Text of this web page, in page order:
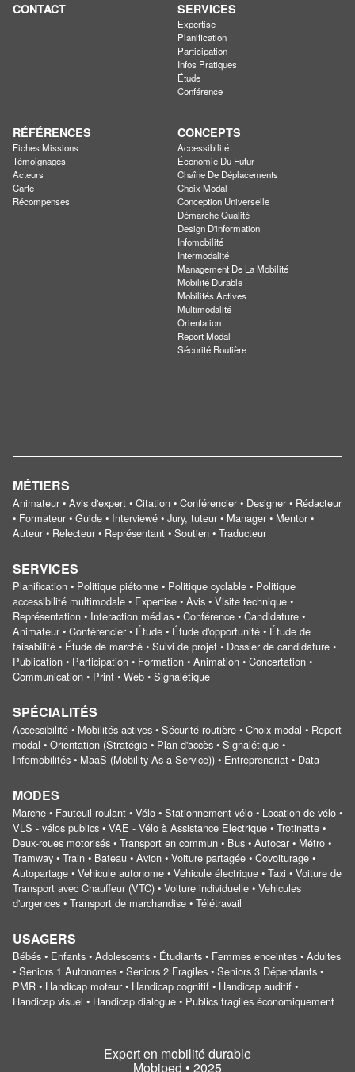
CONTACT SERVICES
Expertise
Planification
Participation
Infos Pratiques
Étude
Conférence
RÉFÉRENCES
Fiches Missions
Témoignages
Acteurs
Carte
Récompenses
CONCEPTS
Accessibilité
Économie Du Futur
Chaîne De Déplacements
Choix Modal
Conception Universelle
Démarche Qualité
Design D'information
Infomobilité
Intermodalité
Management De La Mobilité
Mobilité Durable
Mobilités Actives
Multimodalité
Orientation
Report Modal
Sécurité Routière
MÉTIERS
Animateur • Avis d'expert • Citation • Conférencier • Designer • Rédacteur
• Formateur • Guide • Interviewé • Jury, tuteur • Manager • Mentor •
Auteur • Relecteur • Représentant • Soutien • Traducteur
SERVICES
Planification • Politique piétonne • Politique cyclable • Politique
accessibilité multimodale • Expertise • Avis • Visite technique •
Représentation • Interaction médias • Conférence • Candidature •
Animateur • Conférencier • Étude • Étude d'opportunité • Étude de
faisabilité • Étude de marché • Suivi de projet • Dossier de candidature •
Publication • Participation • Formation • Animation • Concertation •
Communication • Print • Web • Signalétique
SPÉCIALITÉS
Accessibilité • Mobilités actives • Sécurité routière • Choix modal • Report
modal • Orientation (Stratégie • Plan d'accès • Signalétique •
Infomobilités • MaaS (Mobility As a Service)) • Entreprenariat • Data
MODES
Marche • Fauteuil roulant • Vélo • Stationnement vélo • Location de vélo •
VLS - vélos publics • VAE - Vélo à Assistance Electrique • Trotinette •
Deux-roues motorisés • Transport en commun • Bus • Autocar • Métro •
Tramway • Train • Bateau • Avion • Voiture partagée • Covoiturage •
Autopartage • Vehicule autonome • Vehicule électrique • Taxi • Voiture de
Transport avec Chauffeur (VTC) • Voiture individuelle • Vehicules
d'urgences • Transport de marchandise • Télétravail
USAGERS
Bébés • Enfants • Adolescents • Étudiants • Femmes enceintes • Adultes
• Seniors 1 Autonomes • Seniors 2 Fragiles • Seniors 3 Dépendants •
PMR • Handicap moteur • Handicap cognitif • Handicap auditif •
Handicap visuel • Handicap dialogue • Publics fragiles économiquement
Expert en mobilité durable
Mobiped • 2025